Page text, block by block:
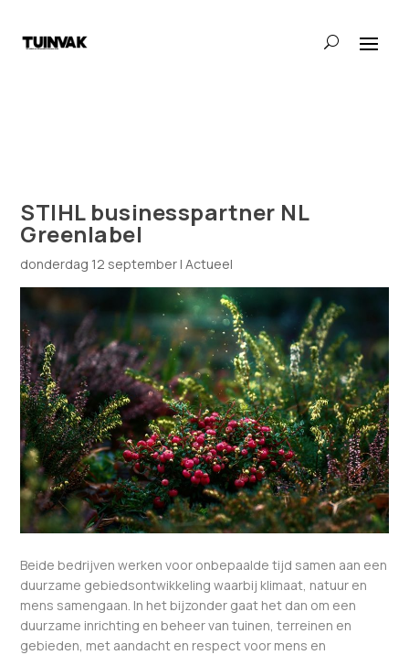
STIHL businesspartner NL
Greenlabel
donderdag 12 september |Actueel
Beide bedrijven werken voor onbepaalde tijd samen aan een
duurzame gebiedsontwikkeling waarbij klimaat, natuur en
mens samengaan. In het bijzonder gaat het dan om een
duurzame inrichting en beheer van tuinen, terreinen en
gebieden, met aandacht en respect voor mens en